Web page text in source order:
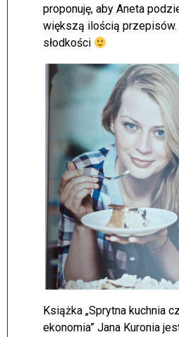
proponuję, aby Aneta
większą ilością
słodkości
Książka „Sprytna kuchnia
ekonomia” Jana Kuronia